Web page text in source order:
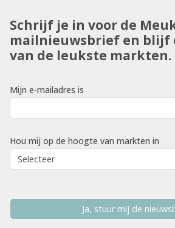
Schrijf je in voor de
mailnieuwsbrief en blijf
van de leukste markten.
Mijn e-mailadres is
Hou mij op de hoogte van markten in
Ja, stuur mij de